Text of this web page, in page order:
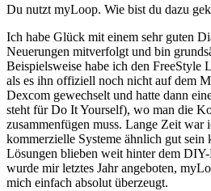
Du nutzt myLoop. Wie bist du dazu
Ich habe Glück mit einem sehr guten
Neuerungen mitverfolgt und bin
Beispielsweise habe ich den FreeStyle
als es ihn offiziell noch nicht auf dem
Dexcom gewechselt und hatte dann
steht für Do It Yourself), wo man die
zusammenfügen muss. Lange Zeit war
kommerzielle Systeme ähnlich gut
Lösungen blieben weit hinter dem
wurde mir letztes Jahr angeboten,
mich einfach absolut überzeugt.